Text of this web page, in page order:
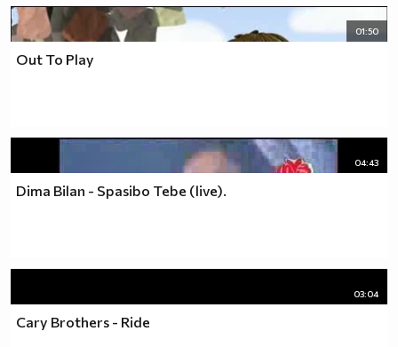
01:50
Out To Play
04:43
Dima Bilan - Spasibo Tebe (live).
03:04
Cary Brothers - Ride